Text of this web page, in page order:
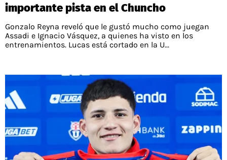
importante pista en el Chuncho
Gonzalo Reyna reveló que le gustó mucho como juegan
Assadi e Ignacio Vásquez, a quienes ha visto en los
entrenamientos. Lucas está cortado en la U...